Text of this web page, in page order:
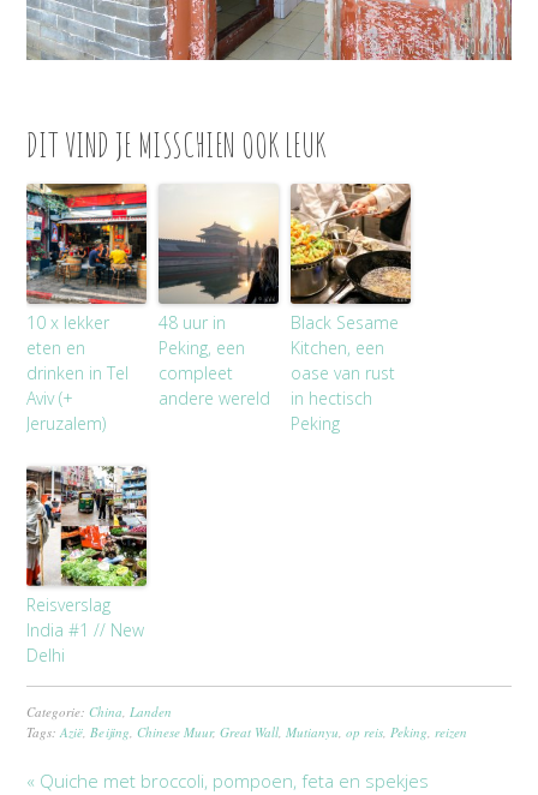
DIT VIND JE MISSCHIEN OOK LEUK
10 x lekker
eten en
drinken in Tel
Aviv (+
Jeruzalem)
48 uur in
Peking, een
compleet
andere wereld
Black Sesame
Kitchen, een
oase van rust
in hectisch
Peking
Reisverslag
India #1 // New
Delhi
Categorie:China,Landen
Tags:Azië,Beijing,Chinese Muur,Great Wall,Mutianyu,op reis,Peking,reizen
« Quiche met broccoli, pompoen, feta en spekjes